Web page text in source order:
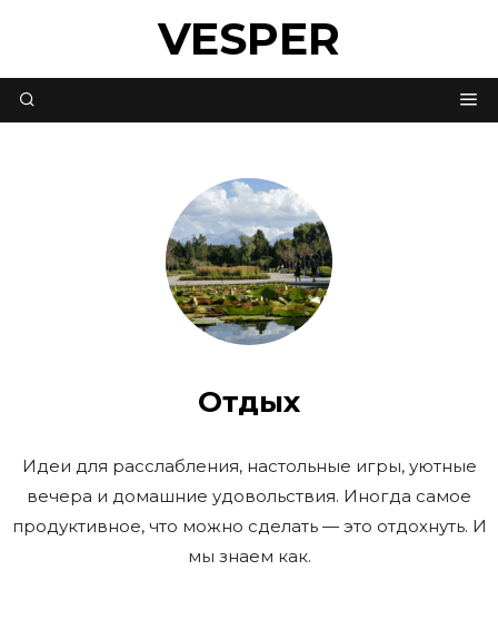
VESPER
Отдых
Идеи для расслабления, настольные игры, уютные
вечера и домашние удовольствия. Иногда самое
продуктивное, что можно сделать — это отдохнуть. И
мы знаем как.